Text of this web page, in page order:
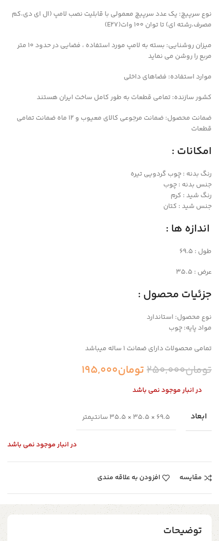
نوع سرپیچ: یک عدد سرپیچ معمولی با قابلیت نصب لامپ (ال ای دی،کم
مصرف،رشته ای) تا توان 100 وات(E27)
میزان روشنایی:
بسته به لامپ مورد استفاده ، فضایی در حدود 10 متر
مربع را روشن می نماید
موارد استفاده: فضاهای داخلی
کشور سازنده:تمامی قطعات به طور کامل ساخت ایران هستند
ضمانت محصول:
ضمانت مرجوعی کالای معیوب و 12 ماه ضمانت تمامی
قطعات
امکانات :
رنگ بدنه : چوب گردویی تیره
جنس بدنه : چوب
رنگ شید : کرم
جنس شید : کتان
اندازه ها :
طول : 69.5
عرض : 35.5
جزئیات محصول :
نوع محصول: استاندارد
مواد پایه: چوب
تمامی محصولات دارای ضمانت ۱ ساله میباشد
تومان250,000تومان195,000
در انبار موجود نمی باشد
ابعاد 69.5 × 35.5 × 35.5 سانتیمتر
در انبار موجود نمی باشد
مقایسه افزودن به علاقه مندی
توضیحات